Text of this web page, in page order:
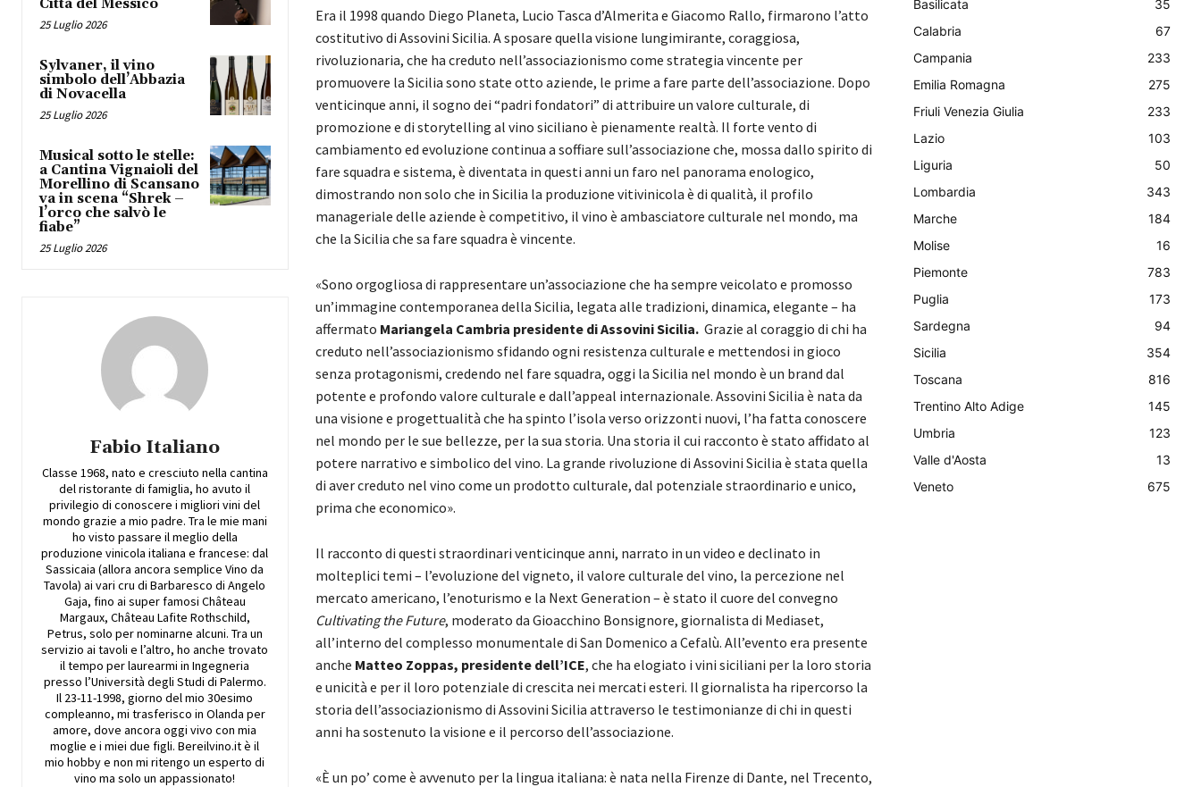
Città del Messico
25 Luglio 2026
Sylvaner, il vino
simbolo dell’Abbazia
di Novacella
25 Luglio 2026
Musical sotto le stelle:
a Cantina Vignaioli del
Morellino di Scansano
va in scena “Shrek –
l’orco che salvò le
fiabe”
25 Luglio 2026
Fabio Italiano
Classe 1968, nato e cresciuto nella cantina
del ristorante di famiglia, ho avuto il
privilegio di conoscere i migliori vini del
mondo grazie a mio padre. Tra le mie mani
ho visto passare il meglio della
produzione vinicola italiana e francese: dal
Sassicaia (allora ancora semplice Vino da
Tavola) ai vari cru di Barbaresco di Angelo
Gaja, fino ai super famosi Château
Margaux, Château Lafite Rothschild,
Petrus, solo per nominarne alcuni. Tra un
servizio ai tavoli e l’altro, ho anche trovato
il tempo per laurearmi in Ingegneria
presso l’Università degli Studi di Palermo.
Il 23-11-1998, giorno del mio 30esimo
compleanno, mi trasferisco in Olanda per
amore, dove ancora oggi vivo con mia
moglie e i miei due figli. Bereilvino.it è il
mio hobby e non mi ritengo un esperto di
vino ma solo un appassionato!
Era il 1998 quando Diego Planeta, Lucio Tasca d’Almerita e Giacomo Rallo, firmarono l’atto
costitutivo di Assovini Sicilia. A sposare quella visione lungimirante, coraggiosa,
rivoluzionaria, che ha creduto nell’associazionismo come strategia vincente per
promuovere la Sicilia sono state otto aziende, le prime a fare parte dell’associazione. Dopo
venticinque anni, il sogno dei “padri fondatori” di attribuire un valore culturale, di
promozione e di storytelling al vino siciliano è pienamente realtà. Il forte vento di
cambiamento ed evoluzione continua a soffiare sull’associazione che, mossa dallo spirito di
fare squadra e sistema, è diventata in questi anni un faro nel panorama enologico,
dimostrando non solo che in Sicilia la produzione vitivinicola è di qualità, il profilo
manageriale delle aziende è competitivo, il vino è ambasciatore culturale nel mondo, ma
che la Sicilia che sa fare squadra è vincente.
«Sono orgogliosa di rappresentare un’associazione che ha sempre veicolato e promosso
un’immagine contemporanea della Sicilia, legata alle tradizioni, dinamica, elegante – ha
affermato Mariangela Cambria presidente di Assovini Sicilia.Grazie al coraggio di chi ha
creduto nell’associazionismo sfidando ogni resistenza culturale e mettendosi in gioco
senza protagonismi, credendo nel fare squadra, oggi la Sicilia nel mondo è un brand dal
potente e profondo valore culturale e dall’appeal internazionale. Assovini Sicilia è nata da
una visione e progettualità che ha spinto l’isola verso orizzonti nuovi, l’ha fatta conoscere
nel mondo per le sue bellezze, per la sua storia. Una storia il cui racconto è stato affidato al
potere narrativo e simbolico del vino. La grande rivoluzione di Assovini Sicilia è stata quella
di aver creduto nel vino come un prodotto culturale, dal potenziale straordinario e unico,
prima che economico».
Il racconto di questi straordinari venticinque anni, narrato in un video e declinato in
molteplici temi – l’evoluzione del vigneto, il valore culturale del vino, la percezione nel
mercato americano, l’enoturismo e la Next Generation – è stato il cuore del convegno
Cultivating the Future, moderato da Gioacchino Bonsignore, giornalista di Mediaset,
all’interno del complesso monumentale di San Domenico a Cefalù. All’evento era presente
anche Matteo Zoppas, presidente dell’ICE, che ha elogiato i vini siciliani per la loro storia
e unicità e per il loro potenziale di crescita nei mercati esteri. Il giornalista ha ripercorso la
storia dell’associazionismo di Assovini Sicilia attraverso le testimonianze di chi in questi
anni ha sostenuto la visione e il percorso dell’associazione.
«È un po’ come è avvenuto per la lingua italiana: è nata nella Firenze di Dante, nel Trecento,
Basilicata
35
Calabria
67
Campania
233
Emilia Romagna
275
Friuli Venezia Giulia
233
Lazio
103
Liguria
50
Lombardia
343
Marche
184
Molise
16
Piemonte
783
Puglia
173
Sardegna
94
Sicilia
354
Toscana
816
Trentino Alto Adige
145
Umbria
123
Valle d'Aosta
13
Veneto
675